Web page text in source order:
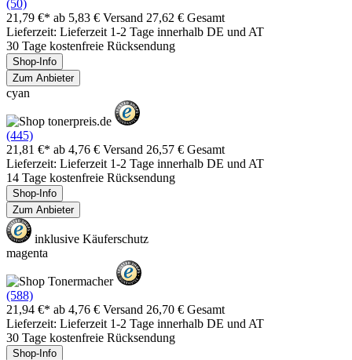
(50)
21,79 €* ab 5,83 € Versand 27,62 € Gesamt
Lieferzeit: Lieferzeit 1-2 Tage innerhalb DE und AT
30 Tage kostenfreie Rücksendung
Shop-Info
Zum Anbieter
cyan
(445)
21,81 €* ab 4,76 € Versand 26,57 € Gesamt
Lieferzeit: Lieferzeit 1-2 Tage innerhalb DE und AT
14 Tage kostenfreie Rücksendung
Shop-Info
Zum Anbieter
inklusive Käuferschutz
magenta
(588)
21,94 €* ab 4,76 € Versand 26,70 € Gesamt
Lieferzeit: Lieferzeit 1-2 Tage innerhalb DE und AT
30 Tage kostenfreie Rücksendung
Shop-Info